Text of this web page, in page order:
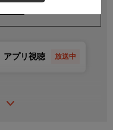
アプリ視聴 放送中